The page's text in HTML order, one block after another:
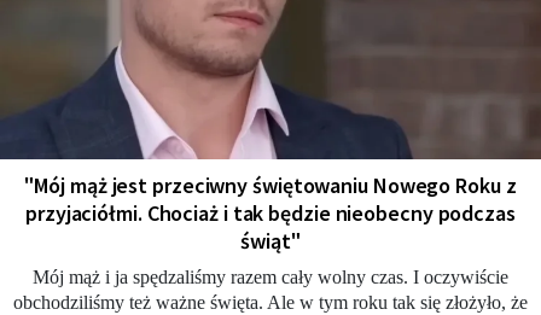
"Mój mąż jest przeciwny świętowaniu Nowego Roku z
przyjaciółmi. Chociaż i tak będzie nieobecny podczas
świąt"
Mój mąż i ja spędzaliśmy razem cały wolny czas. I oczywiście
obchodziliśmy też ważne święta. Ale w tym roku tak się złożyło, że